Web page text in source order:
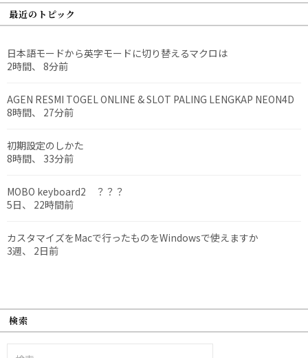
最近のトピック
日本語モードから英字モードに切り替えるマクロは
2時間、 8分前
AGEN RESMI TOGEL ONLINE & SLOT PALING LENGKAP NEON4D
8時間、 27分前
初期設定のしかた
8時間、 33分前
MOBO keyboard2 ？？？
5日、 22時間前
カスタマイズをMacで行ったものをWindowsで使えますか
3週、 2日前
検索